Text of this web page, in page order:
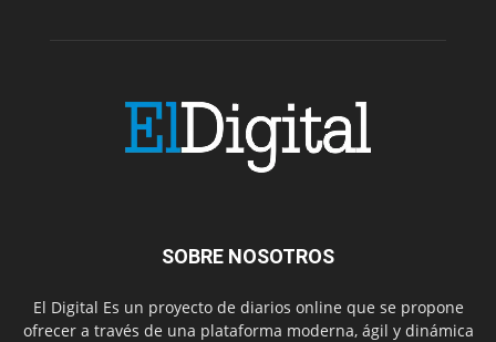
SOBRE NOSOTROS
El Digital Es un proyecto de diarios online que se propone
ofrecer a través de una plataforma moderna, ágil y dinámica